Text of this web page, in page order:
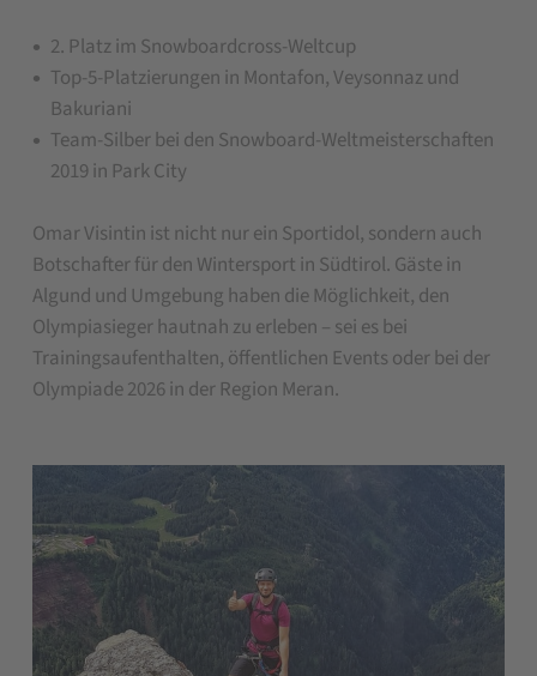
2. Platz im Snowboardcross-Weltcup
Top-5-Platzierungen in Montafon, Veysonnaz und
Bakuriani
Team-Silber bei den Snowboard-Weltmeisterschaften
2019 in Park City
Omar Visintin ist nicht nur ein Sportidol, sondern auch
Botschafter für den Wintersport in Südtirol. Gäste in
Algund und Umgebung haben die Möglichkeit, den
Olympiasieger hautnah zu erleben – sei es bei
Trainingsaufenthalten, öffentlichen Events oder bei der
Olympiade 2026 in der Region Meran.